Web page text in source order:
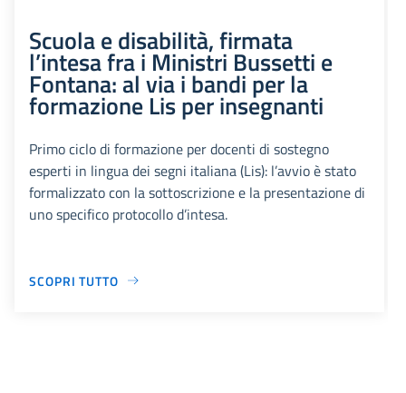
Scuola e disabilità, firmata
l’intesa fra i Ministri Bussetti e
Fontana: al via i bandi per la
formazione Lis per insegnanti
Primo ciclo di formazione per docenti di sostegno
esperti in lingua dei segni italiana (Lis): l’avvio è stato
formalizzato con la sottoscrizione e la presentazione di
uno specifico protocollo d’intesa.
SCOPRI TUTTO